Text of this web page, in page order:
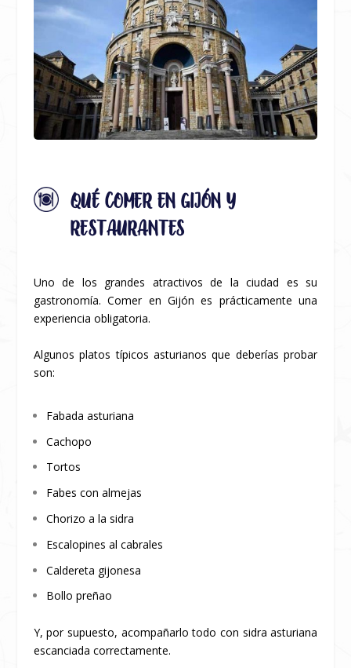
QUÉ COMER EN GIJÓN Y
RESTAURANTES
Uno de los grandes atractivos de la ciudad es su
gastronomía. Comer en Gijón es prácticamente una
experiencia obligatoria.
Algunos platos típicos asturianos que deberías probar
son:
Fabada asturiana
Cachopo
Tortos
Fabes con almejas
Chorizo a la sidra
Escalopines al cabrales
Caldereta gijonesa
Bollo preñao
Y, por supuesto, acompañarlo todo con sidra asturiana
escanciada correctamente.